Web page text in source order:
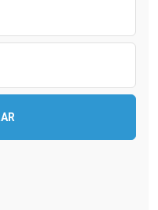
Comprar sem Desconto
Comprar sem Desconto